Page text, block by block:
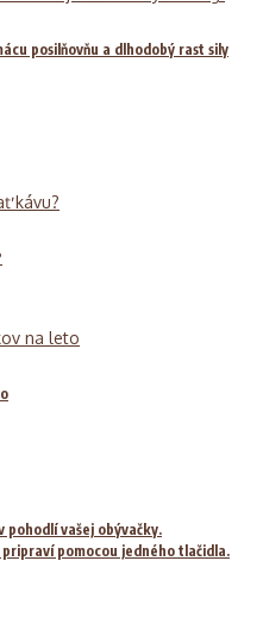
posilňovňu a dlhodobý rast sily
vašej obývačky.
pomocou jedného tlačidla.